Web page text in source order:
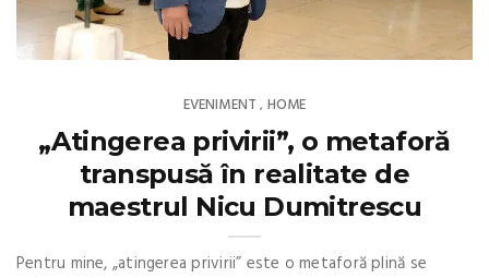
EVENIMENT , HOME
„Atingerea privirii”, o metaforă
transpusă în realitate de
maestrul Nicu Dumitrescu
Pentru mine, „atingerea privirii” este o metaforă plină se